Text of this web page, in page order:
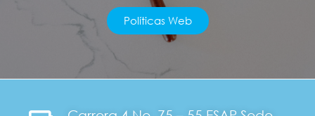
Políticas Web